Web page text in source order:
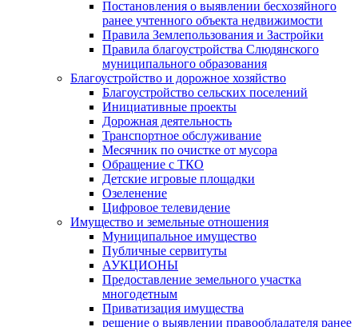
Постановления о выявлении бесхозяйного
ранее учтенного объекта недвижимости
Правила Землепользования и Застройки
Правила благоустройства Слюдянского
муниципального образования
Благоустройство и дорожное хозяйство
Благоустройство сельских поселений
Инициативные проекты
Дорожная деятельность
Транспортное обслуживание
Месячник по очистке от мусора
Обращение с ТКО
Детские игровые площадки
Озеленение
Цифровое телевидение
Имущество и земельные отношения
Муниципальное имущество
Публичные сервитуты
АУКЦИОНЫ
Предоставление земельного участка
многодетным
Приватизация имущества
решение о выявлении правообладателя ранее